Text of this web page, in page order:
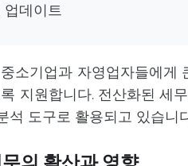
업데이트
소기업과 자영업자들에게
지원합니다. 전산화된 세
석 도구로 활용되고 있습니